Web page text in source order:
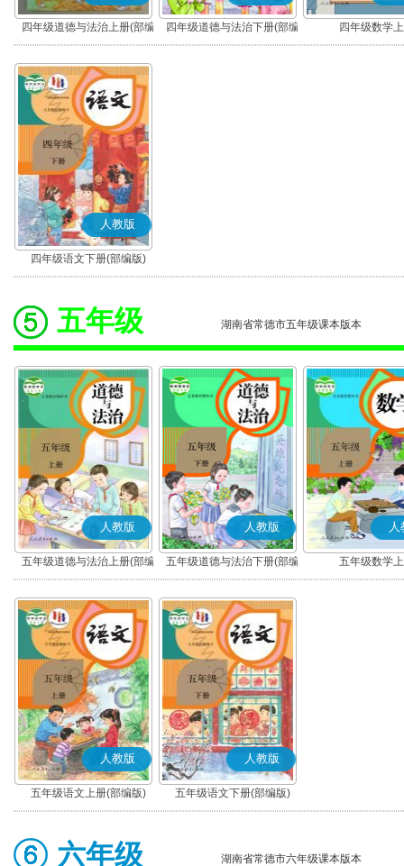
四年级道德与法治上册(部编
版)
四年级道德与法治下册(部编
版)
四年级数学
人教版
四年级语文下册(部编版)
五年级 湖南省常德市五年级课本版本
人教版
五年级道德与法治上册(部编
版)
人教版
五年级道德与法治下册(部编
版)
人
五年级数学
人教版
五年级语文上册(部编版)
人教版
五年级语文下册(部编版)
六年级 湖南省常德市六年级课本版本